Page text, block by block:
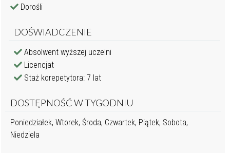
Dorośli
DOŚWIADCZENIE
Absolwent wyższej uczelni
Licencjat
Staż korepetytora: 7 lat
DOSTĘPNOŚĆ W TYGODNIU
Poniedziałek, Wtorek, Środa, Czwartek, Piątek, Sobota,
Niedziela